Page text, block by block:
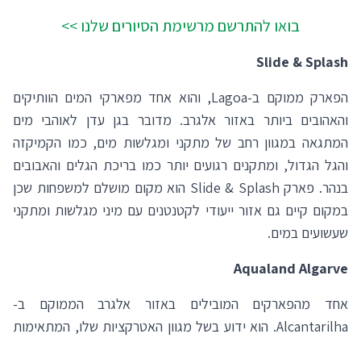
בואו להתרשם מרשימת הסיורים שלנו >>
Slide & Splash
הפארק ממוקם ב-Lagoa, והוא אחד מפארקי המים הוותיקים
והאהובים ביותר באזור אלגרב. מדובר בגן עדן לאוהבי מים
המתגאה במגוון רחב של מתקני ומגלשות מים, כמו הקמיקזה
והגל הגדול, ומתקנים רגועים יותר כמו בריכת הגלים והאבובים
בנהר. פארק Slide & Splash הוא מקום מושלם למשפחות שכן
במקום קיים גם אזור ייעודי לקטנטנים עם מיני מגלשות ומתקני
שעשועים במים.
Aqualand Algarve
אחד מהפארקים המובילים באזור אלגרב הממוקם ב-
Alcantarilha. הוא ידוע בשל מגוון האטרקציות שלו, המתאימות